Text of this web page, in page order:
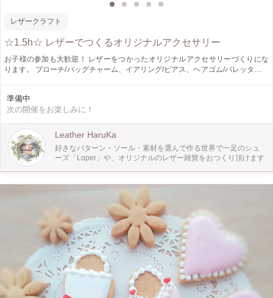
レザークラフト
☆1.5h☆ レザーでつくるオリジナルアクセサリー
お子様の参加も大歓迎！ レザーをつかったオリジナルアクセサリーづくりにな
ります。 ブローチ/バッグチャーム、イアリング/ピアス、ヘアゴム/バレッタ、リ
選びいただける素材は、国産革やイタリアンレザー、ハラコ、PVC、ツイード、
リボンレース、アンティーク着物の帯や古布など、厳選し品質の良いものをご用
のブローチは＋¥1,500になります ・ヘアゴム/バレッタ 1点 ¥1,800 ・ピアス/イ
アリング 1点 ¥2000 ・リング ¥2000円 差額分や追加で製作した分の費用につき
ましては、ワークショップ当日でのお支払いをお願いいたします。 ●インスタグ
ラム 情報発信をしています。アカウンはこちらです。
@atelier.bonheur.et.etincelant ⚫︎ワークショップ開催場所 ・東急東横線・大井町
線の自由が丘駅もしくは九品仏駅から徒歩7分にある、個人アトリエになりま
す。 お子様連れでの参加が可能です。ご希望の方はご連絡ください。 ※ご予約
いただいた後、詳細な住所をご案内いたします。 •ワークショップができるカフ
ェでも不定期開催をしております。 ●開催リクエストについて ご予定が合わない
方は、10時-22時の時間内で、ワークショップの開催リクエストも１名様から受
け付けています。 お気軽にお問い合わせください。
準備中
次の開催をお楽しみに！
Leather HaruKa
好きなパターン・ソール・素材を選んで作る世界で一足のシュ
ーズ「Loper」や、オリジナルのレザー雑貨をおつくり頂けます